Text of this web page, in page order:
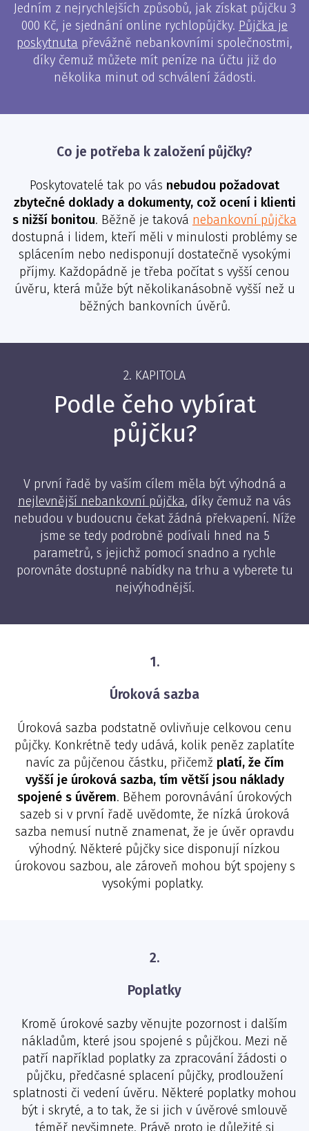
Jedním z nejrychlejších způsobů, jak získat půjčku 3
000 Kč, je sjednání online rychlopůjčky. Půjčka je
poskytnuta převážně nebankovními společnostmi,
díky čemuž můžete mít peníze na účtu již do
několika minut od schválení žádosti.
Co je potřeba k založení půjčky?
Poskytovatelé tak po vás nebudou požadovat
zbytečné doklady a dokumenty, což ocení i klienti
s nižší bonitou. Běžně je taková nebankovní půjčka
dostupná i lidem, kteří měli v minulosti problémy se
splácením nebo nedisponují dostatečně vysokými
příjmy. Každopádně je třeba počítat s vyšší cenou
úvěru, která může být několikanásobně vyšší než u
běžných bankovních úvěrů.
2. KAPITOLA
Podle čeho vybírat
půjčku?
V první řadě by vaším cílem měla být výhodná a
nejlevnější nebankovní půjčka, díky čemuž na vás
nebudou v budoucnu čekat žádná překvapení. Níže
jsme se tedy podrobně podívali hned na 5
parametrů, s jejichž pomocí snadno a rychle
porovnáte dostupné nabídky na trhu a vyberete tu
nejvýhodnější.
1.
Úroková sazba
Úroková sazba podstatně ovlivňuje celkovou cenu
půjčky. Konkrétně tedy udává, kolik peněz zaplatíte
navíc za půjčenou částku, přičemž platí, že čím
vyšší je úroková sazba, tím větší jsou náklady
spojené s úvěrem. Během porovnávání úrokových
sazeb si v první řadě uvědomte, že nízká úroková
sazba nemusí nutně znamenat, že je úvěr opravdu
výhodný. Některé půjčky sice disponují nízkou
úrokovou sazbou, ale zároveň mohou být spojeny s
vysokými poplatky.
2.
Poplatky
Kromě úrokové sazby věnujte pozornost i dalším
nákladům, které jsou spojené s půjčkou. Mezi ně
patří například poplatky za zpracování žádosti o
půjčku, předčasné splacení půjčky, prodloužení
splatnosti či vedení úvěru. Některé poplatky mohou
být i skryté, a to tak, že si jich v úvěrové smlouvě
téměř nevšimnete. Právě proto je důležité si